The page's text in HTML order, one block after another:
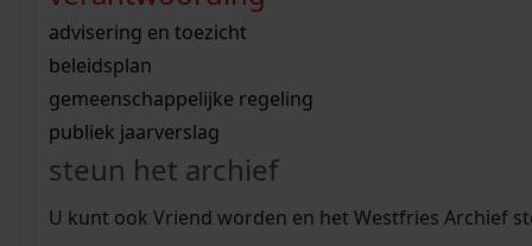
bouwvergunningen
omgevingsvergunningen
vergunningen
beeld en geluid
uitleg nodig?
Wij helpen u op weg met een aantal zoektips.
bekijk alle zoektips
Wij helpen u op weg met een aantal zoektips.
bekijk alle zoektips
bekijk ons geschiedenislokaal
advisering en toezicht
beleidsplan
gemeenschappelijke regeling
publiek jaarverslag
steun het archief
U kunt ook Vriend worden en het Westfries Archief
zoektips
Mijn Studiezaal (inloggen)
uw zoekopdracht te